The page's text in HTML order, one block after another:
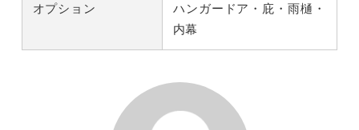
オプション
ハンガードア・庇・雨樋・
内幕